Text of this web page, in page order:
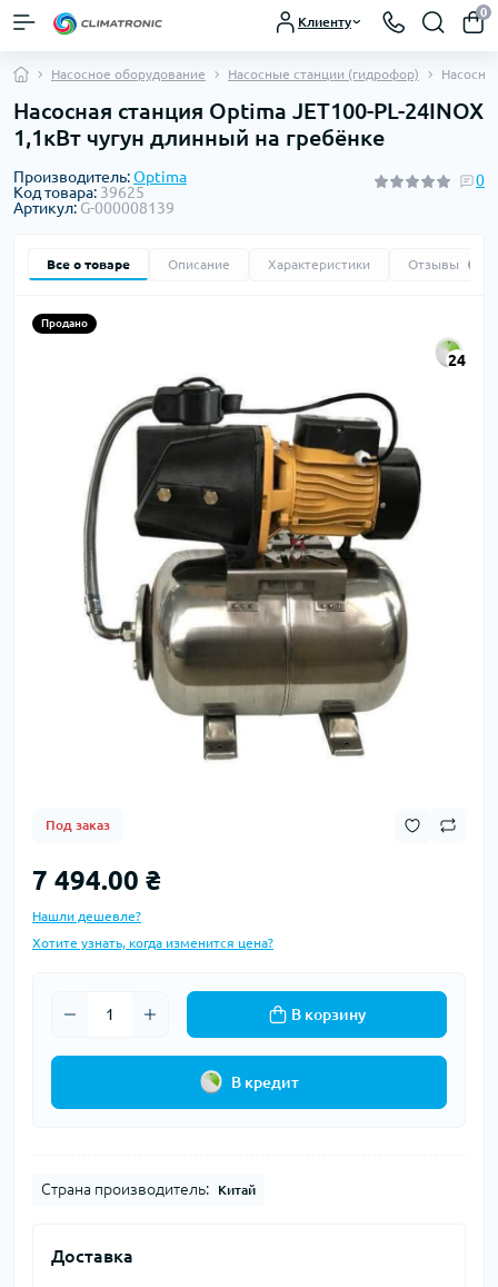
Клиенту
0
Насосное оборудование Насосные станции (гидрофор)
Насосная станция Optima JET100-PL-24INOX
1,1кВт чугун длинный на гребёнке
Производитель:Optima
Код товара: 39625
Артикул: G-000008139
0
Все о товаре Описание Характеристики Отзывы
Продано
24
Под заказ
7 494.00 ₴
Нашли дешевле?
Хотите узнать, когда изменится цена?
В корзину
В кредит
Страна производитель: Китай
Доставка